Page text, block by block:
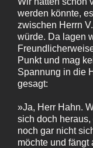
werden könnte,
zwischen Herrn
würde. Da lagen
Punkt und mag
Spannung in die
gesagt:
»Ja, Herr Hahn.
sich doch
noch gar nicht
möchte und fängt